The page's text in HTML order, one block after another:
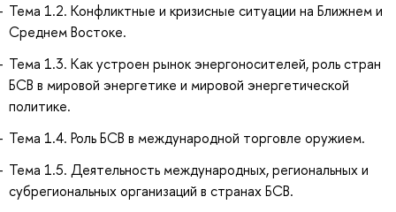
Тема 1.2. Конфликтные и кризисные ситуации на Ближнем и
Среднем Востоке.
Тема 1.3. Как устроен рынок энергоносителей, роль стран
БСВ в мировой энергетике и мировой энергетической
политике.
Тема 1.4. Роль БСВ в международной торговле оружием.
Тема 1.5. Деятельность международных, региональных и
субрегиональных организаций в странах БСВ.